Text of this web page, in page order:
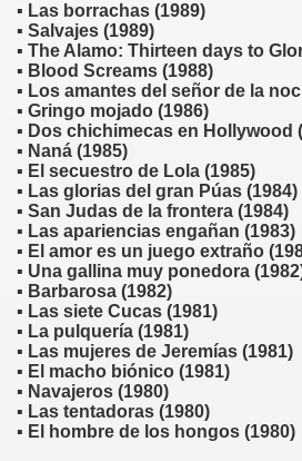
▪ Las borrachas (1989)
▪ Salvajes (1989)
▪ The Alamo: Thirteen days to
▪ Blood Screams (1988)
▪ Los amantes del señor de la
▪ Gringo mojado (1986)
▪ Dos chichimecas en Hollywood
▪ Naná (1985)
▪ El secuestro de Lola (1985)
▪ Las glorias del gran Púas (1984)
▪ San Judas de la frontera (1984)
▪ Las apariencias engañan (1983)
▪ El amor es un juego extraño
▪ Una gallina muy ponedora
▪ Barbarosa (1982)
▪ Las siete Cucas (1981)
▪ La pulquería (1981)
▪ Las mujeres de Jeremías (1981)
▪ El macho biónico (1981)
▪ Navajeros (1980)
▪ Las tentadoras (1980)
▪ El hombre de los hongos (1980)